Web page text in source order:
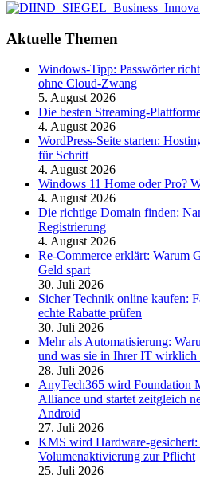
Aktuelle Themen
Windows-Tipp: Passwörter
ohne Cloud-Zwang
5. August 2026
Die besten Streaming-
4. August 2026
WordPress-Seite starten:
für Schritt
4. August 2026
Windows 11 Home oder Pro?
4. August 2026
Die richtige Domain finden:
Registrierung
4. August 2026
Re-Commerce erklärt: Warum
Geld spart
30. Juli 2026
Sicher Technik online kaufen:
echte Rabatte prüfen
30. Juli 2026
Mehr als Automatisierung:
und was sie in Ihrer IT wirklich
28. Juli 2026
AnyTech365 wird Foundation
Alliance und startet zeitgleich
Android
27. Juli 2026
KMS wird Hardware-
Volumenaktivierung zur Pflicht
25. Juli 2026